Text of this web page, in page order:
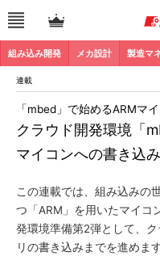
組み込み開発 メカ設計 製造マ
連載
クラウド開発環境「
マイコンへの書き込み
「mbed」で始めるARMマ
この連載では、組み込みの
つ「ARM」を用いたマイコ
発環境準備第2弾として、
リの書き込みまでを進めます